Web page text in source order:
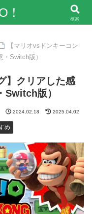
【マリオvsドンキーコン
Switch版）
】クリアした感
Switch版）
2024.02.18 2025.04.02
め
！ 検索